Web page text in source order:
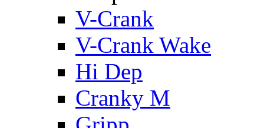
V-Crank
V-Crank Wake
Hi Dep
Cranky M